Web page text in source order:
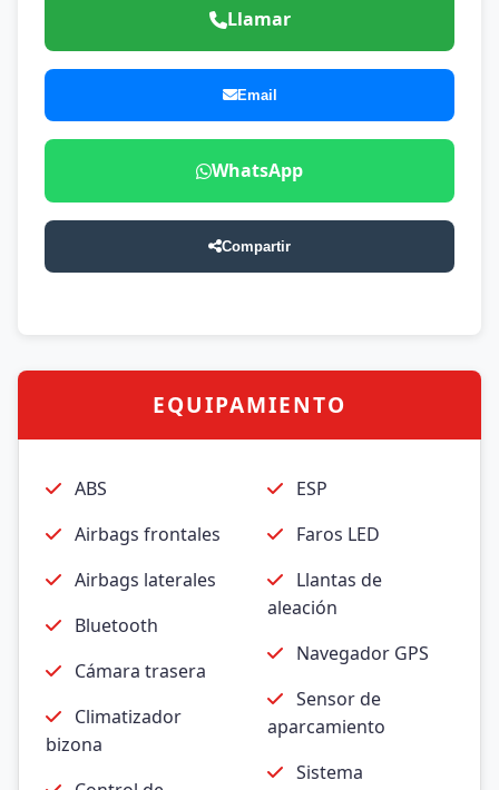
Llamar
Email
WhatsApp
Compartir
EQUIPAMIENTO
ABS
Airbags frontales
Airbags laterales
Bluetooth
Cámara trasera
bizona
ESP
Faros LED
aleación
Navegador GPS
aparcamiento